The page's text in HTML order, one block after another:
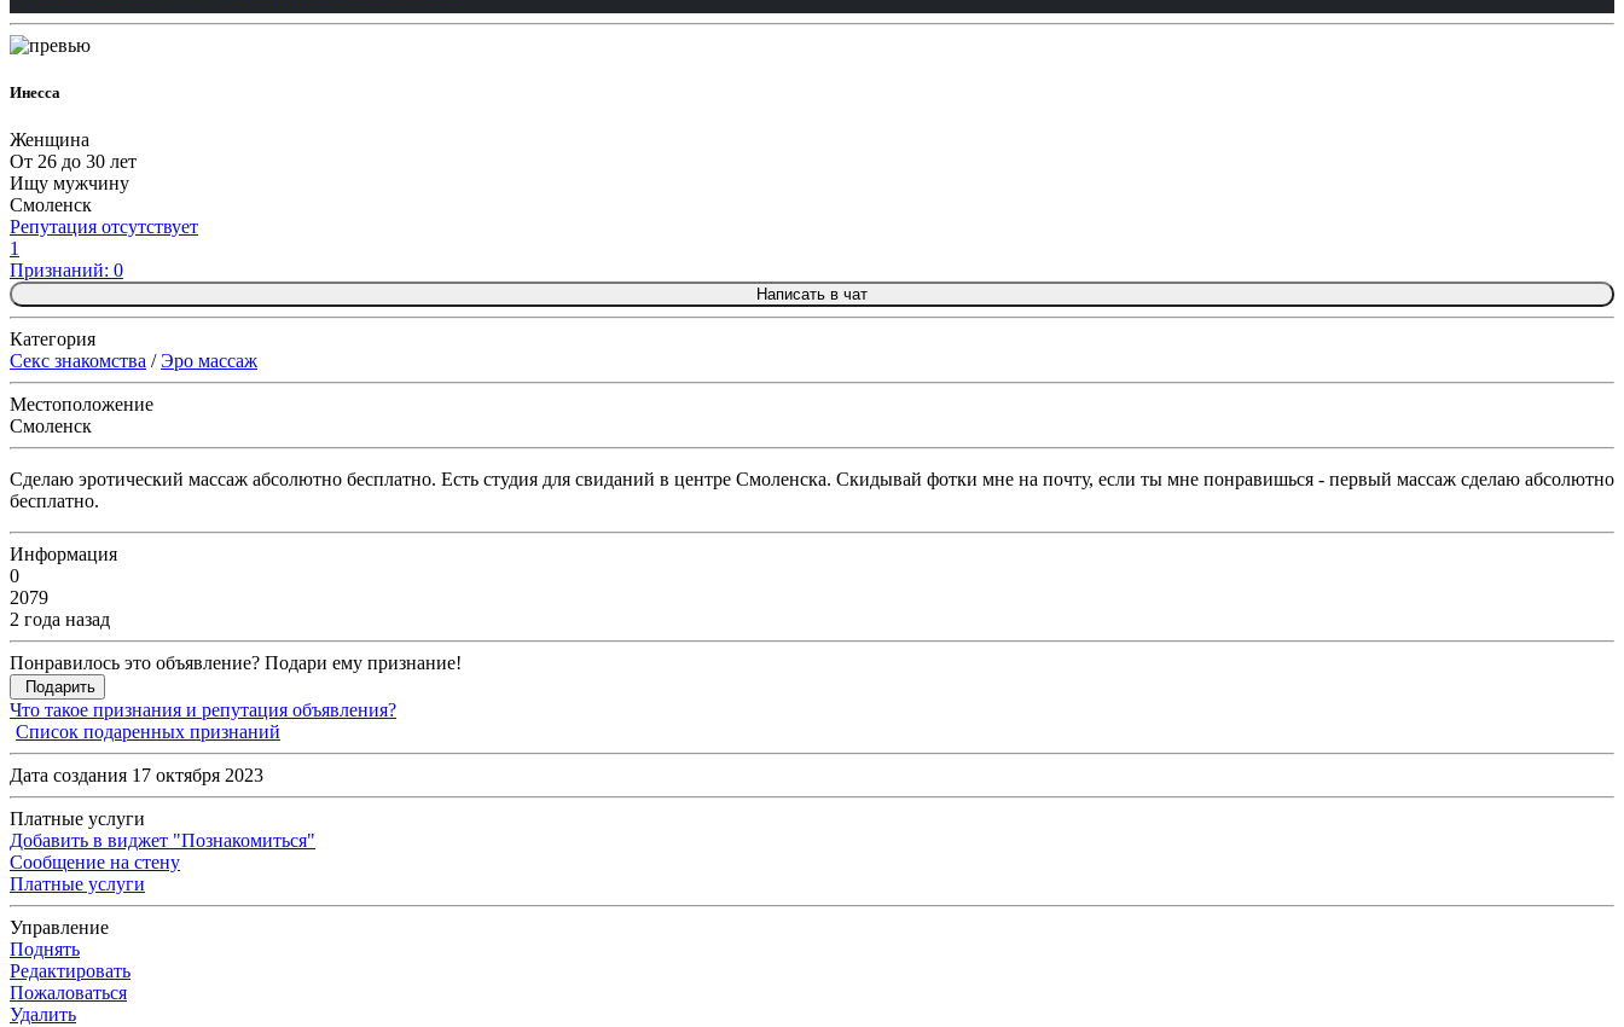
Инесса
Женщина
От 26 до 30 лет
Ищу мужчину
Смоленск
Репутация отсутствует
1
Признаний: 0
Написать в чат
Категория
Секс знакомства /Эро массаж
Местоположение
Смоленск
Сделаю эротический массаж абсолютно бесплатно. Есть студия для свиданий в центре Смоленска. Скидывай фотки мне на почту, если ты мне понравишься - первый массаж сделаю абсолютно
бесплатно.
Информация
0
2079
2 года назад
Понравилось это объявление? Подари ему признание!
Подарить
Что такое признания и репутация объявления?
Список подаренных признаний
Дата создания 17 октября 2023
Платные услуги
Добавить в виджет "Познакомиться"
Сообщение на стену
Платные услуги
Управление
Поднять
Редактировать
Пожаловаться
Удалить